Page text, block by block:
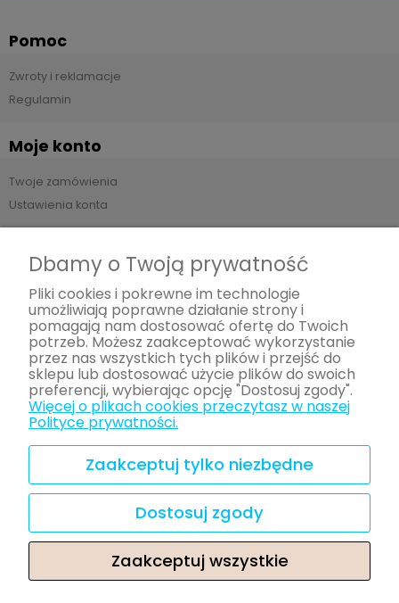
Pomoc
Zwroty i reklamacje
Regulamin
Moje konto
Twoje zamówienia
Ustawienia konta
Płatności i dostawa
Formy płatności
Czas i koszty dostawy
Informacje
Polityka prywatności
Serwis
Kontakt i dane firmy
Dbamy o Twoją prywatność
Pliki cookies i pokrewne im technologie
umożliwiają poprawne działanie strony i
pomagają nam dostosować ofertę do Twoich
potrzeb. Możesz zaakceptować wykorzystanie
przez nas wszystkich tych plików i przejść do
sklepu lub dostosować użycie plików do swoich
preferencji, wybierając opcję "Dostosuj zgody".
Więcej o plikach cookies przeczytasz w naszej
Polityce prywatności.
Zaakceptuj tylko niezbędne
Dostosuj zgody
Zaakceptuj wszystkie